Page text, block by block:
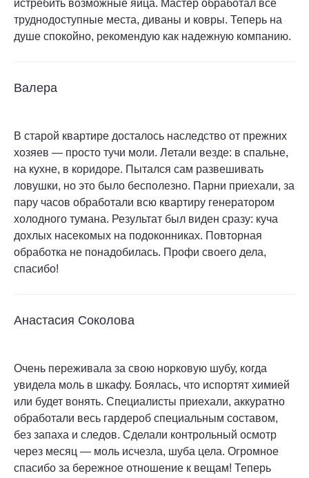
истребить возможные яйца. Мастер обработал все
труднодоступные места, диваны и ковры. Теперь на
душе спокойно, рекомендую как надежную компанию.
Валера
В старой квартире досталось наследство от прежних
хозяев — просто тучи моли. Летали везде: в спальне,
на кухне, в коридоре. Пытался сам развешивать
ловушки, но это было бесполезно. Парни приехали, за
пару часов обработали всю квартиру генератором
холодного тумана. Результат был виден сразу: куча
дохлых насекомых на подоконниках. Повторная
обработка не понадобилась. Профи своего дела,
спасибо!
Анастасия Соколова
Очень переживала за свою норковую шубу, когда
увидела моль в шкафу. Боялась, что испортят химией
или будет вонять. Специалисты приехали, аккуратно
обработали весь гардероб специальным составом,
без запаха и следов. Сделали контрольный осмотр
через месяц — моль исчезла, шуба цела. Огромное
спасибо за бережное отношение к вещам! Теперь